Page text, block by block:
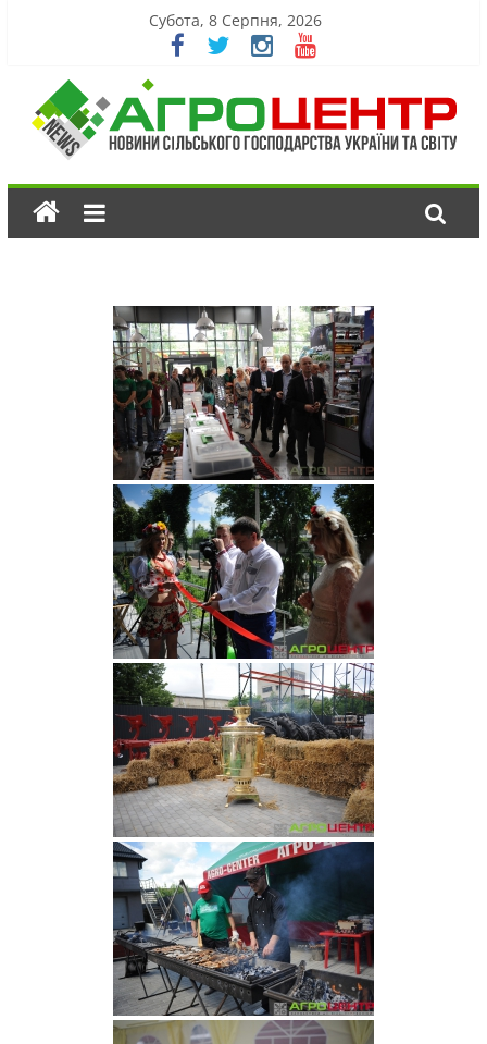
Субота, 8 Серпня, 2026